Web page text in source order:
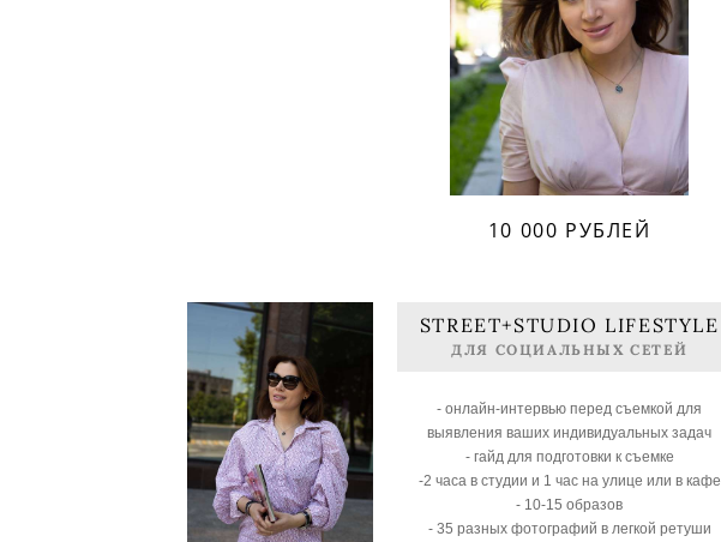
10 000 РУБЛЕЙ
STREET+STUDIO LIFESTYLE
ДЛЯ СОЦИАЛЬНЫХ СЕТЕЙ
- онлайн-интервью перед съемкой для
выявления ваших индивидуальных задач
- гайд для подготовки к съемке
-2 часа в студии и 1 час на улице или в кафе
- 10-15 образов
- 35 разных фотографий в легкой ретуши